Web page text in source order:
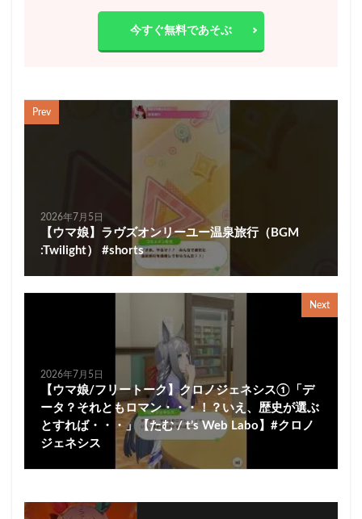
今すぐ無料であそぶ
Prev
2026年7月5日
【ウマ娘】ラヴズオンリーユー温泉旅行（BGM
:Twilight） #shorts
Next
2026年7月5日
【ウマ娘/フリートーク】クロノジェネシス①「デ
ータ？それともロマン・・・！？いえ、歴史が選ぶ
とすれば・・・」【たむ / t’s Web Labo】#クロノ
ジェネシス